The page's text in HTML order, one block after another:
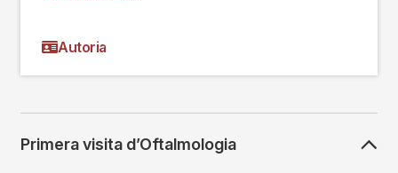
Autoria
Primera visita d’Oftalmologia